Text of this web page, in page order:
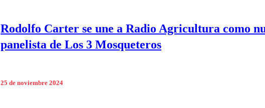
Rodolfo Carter se une a Radio Agricultura como
panelista de Los 3 Mosqueteros
25 de noviembre 2024